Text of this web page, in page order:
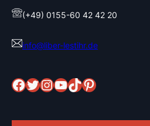
(+49) 0155-60 42 42 20
info@liber-lestihr.de
Facebook
Twitter
Instagram
YouTube
TikTok
Pinterest